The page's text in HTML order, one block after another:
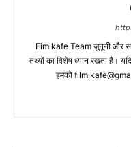
Fimikafe Team जुनूनी और
तथ्‍यों का विशेष ध्‍यान रखता है।
हमको